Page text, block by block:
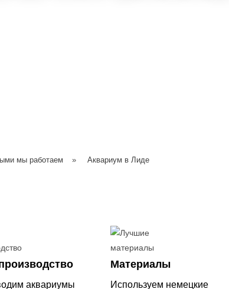
мы работаем » Аквариум в Лиде
аквариумы
Материалы
Используем немецкие